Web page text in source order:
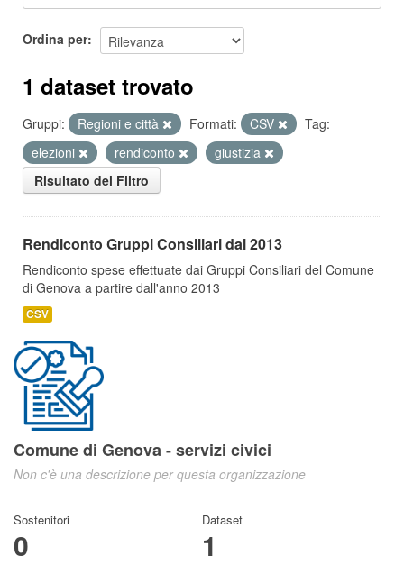
Ordina per
1 dataset trovato
Gruppi: Regioni e città Formati: CSV
Tag:
elezioni
rendiconto
giustizia
Risultato del Filtro
Rendiconto Gruppi Consiliari dal 2013
Rendiconto spese effettuate dai Gruppi Consiliari del Comune
di Genova a partire dall'anno 2013
CSV
Comune di Genova - servizi civici
Non c'è una descrizione per questa organizzazione
Sostenitori
0
Dataset
1